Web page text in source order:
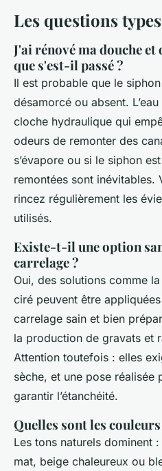
Les questions types
J'ai rénové ma douche
que s'est-il passé ?
Il est probable que le
désamorcé ou absent.
cloche hydraulique qui
odeurs de remonter des
s’évapore ou si le siphon
remontées sont inévitables.
rincez régulièrement les
utilisés.
Existe-t-il une option
carrelage ?
Oui, des solutions comme
ciré peuvent être
carrelage sain et bien
la production de gravats et
Attention toutefois : elles
sèche, et une pose
garantir l’étanchéité.
Quelles sont les couleurs
Les tons naturels dominent
mat, beige chaleureux ou